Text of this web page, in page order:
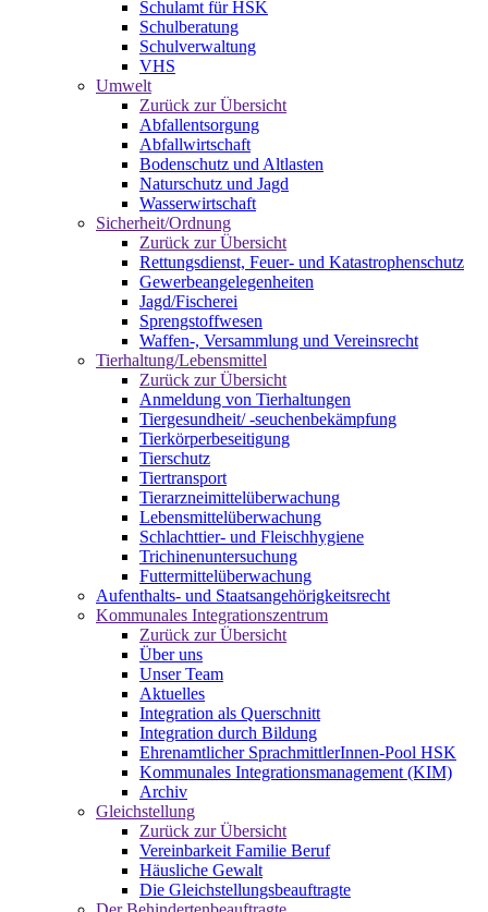
Schulamt für HSK
Schulberatung
Schulverwaltung
VHS
Umwelt
Zurück zur Übersicht
Abfallentsorgung
Abfallwirtschaft
Bodenschutz und Altlasten
Naturschutz und Jagd
Wasserwirtschaft
Sicherheit/Ordnung
Zurück zur Übersicht
Rettungsdienst, Feuer- und Katastrophenschutz
Gewerbeangelegenheiten
Jagd/Fischerei
Sprengstoffwesen
Waffen-, Versammlung und Vereinsrecht
Tierhaltung/Lebensmittel
Zurück zur Übersicht
Anmeldung von Tierhaltungen
Tiergesundheit/ -seuchenbekämpfung
Tierkörperbeseitigung
Tierschutz
Tiertransport
Tierarzneimittelüberwachung
Lebensmittelüberwachung
Schlachttier- und Fleischhygiene
Trichinenuntersuchung
Futtermittelüberwachung
Aufenthalts- und Staatsangehörigkeitsrecht
Kommunales Integrationszentrum
Zurück zur Übersicht
Über uns
Unser Team
Aktuelles
Integration als Querschnitt
Integration durch Bildung
Ehrenamtlicher SprachmittlerInnen-Pool HSK
Kommunales Integrationsmanagement (KIM)
Archiv
Gleichstellung
Zurück zur Übersicht
Vereinbarkeit Familie Beruf
Häusliche Gewalt
Die Gleichstellungsbeauftragte